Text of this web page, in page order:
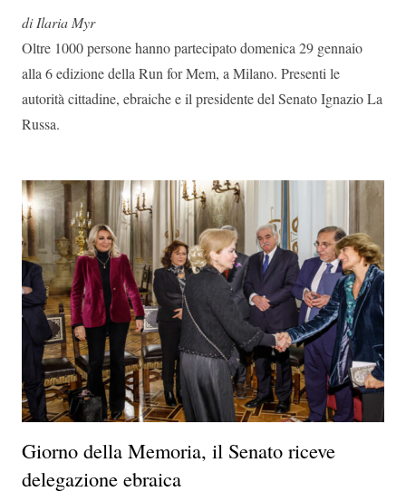
di Ilaria Myr
Oltre 1000 persone hanno partecipato domenica 29 gennaio
alla 6 edizione della Run for Mem, a Milano. Presenti le
autorità cittadine, ebraiche e il presidente del Senato Ignazio La
Russa.
Giorno della Memoria, il Senato riceve
delegazione ebraica